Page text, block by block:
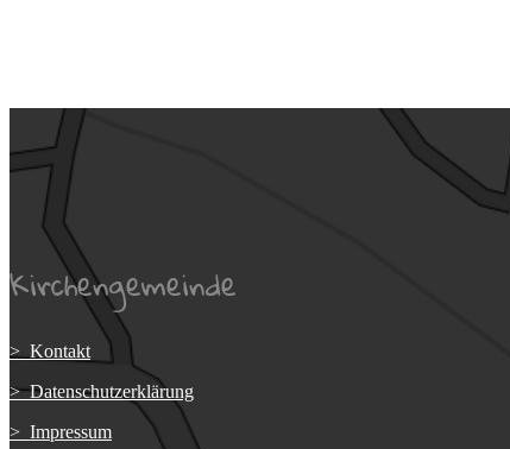
Kirchengemeinde
> Kontakt
> Datenschutzerklärung
> Impressum